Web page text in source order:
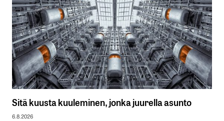
Sitä kuusta kuuleminen, jonka juurella asunto
6.8.2026